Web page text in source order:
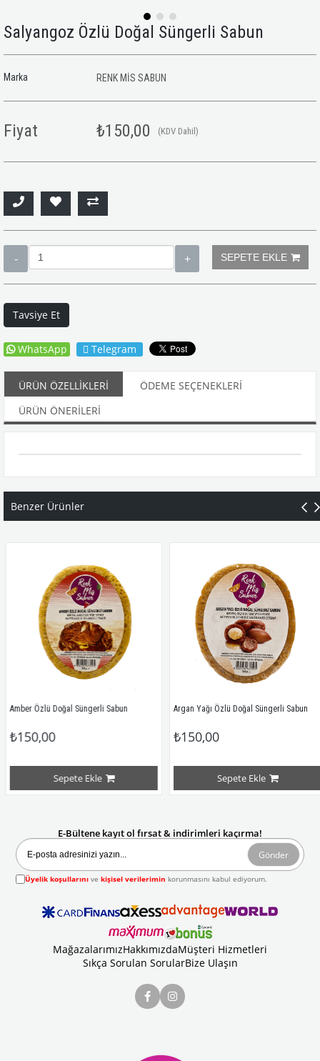
Salyangoz Özlü Doğal Süngerli Sabun
Marka RENK MİS SABUN
Fiyat ₺150,00 (KDV Dahil)
Tavsiye Et
WhatsApp Telegram
ÜRÜN ÖZELLIKLERI
ÖDEME SEÇENEKLERI
ÜRÜN ÖNERILERI
Benzer Ürünler
Amber Özlü Doğal Süngerli Sabun
₺150,00
Sepete Ekle
Argan Yağı Özlü Doğal Süngerli Sabun
₺150,00
Sepete Ekle
E-Bültene kayıt ol fırsat & indirimleri kaçırma!
Gönder
Üyelik koşullarını vekişisel verilerimin korunmasını kabul ediyorum.
MağazalarımızHakkımızdaMüşteri Hizmetleri
Sıkça Sorulan SorularBize Ulaşın